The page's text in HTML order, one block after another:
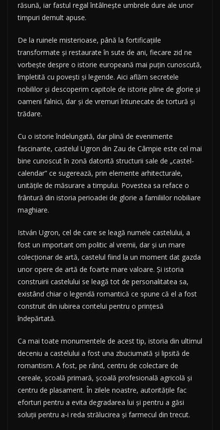
răsună, iar fastul regal întâlnește umbrele dure ale unor
timpuri demult apuse.
De la ruinele misterioase, până la fortificațiile
transformate și restaurate în sute de ani, fiecare zid ne
vorbește despre o istorie europeană mai puțin cunoscută,
împletită cu povești și legende. Aici aflăm secretele
nobililor și descoperim capitole de istorie pline de glorie și
oameni falnici, dar și de vremuri întunecate de tortură și
trădare.
Cu o istorie îndelungată, dar plină de evenimente
fascinante, castelul Ugron din Zau de Câmpie este cel mai
bine cunoscut în zonă datorită structurii sale de „castel-
calendar” ce sugerează, prin elemente arhitecturale,
unitățile de măsurare a timpului. Povestea sa reface o
frântură din istoria perioadei de glorie a familiilor nobiliare
maghiare.
István Ugron, cel de care se leagă numele castelului, a
fost un important om politic al vremii, dar și un mare
colecționar de artă, castelul fiind la un moment dat gazda
unor opere de artă de foarte mare valoare. Și istoria
construirii castelului se leagă tot de personalitatea sa,
existând chiar o legendă romantică ce spune că el a fost
construit din iubirea contelui pentru o prințesă
îndepărtată.
Ca mai toate monumentele de acest tip, istoria din ultimul
deceniu a castelului a fost una zbuciumată și lipsită de
romantism. A fost, pe rând, centru de colectare de
cereale, școală primară, școală profesională agricolă și
centru de plasament. În zilele noastre, autoritățile fac
eforturi pentru a evita degradarea lui și pentru a găsi
soluții pentru a-i reda strălucirea și farmecul din trecut.